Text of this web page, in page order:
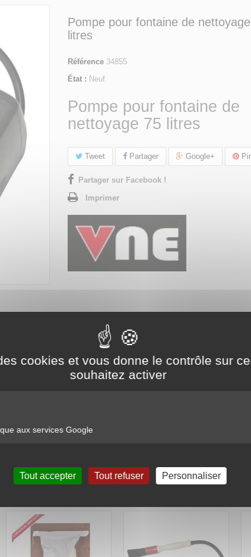
cookies et vous donne le contrôle sur
souhaitez activer
aux services Google
Tout accepter Tout refuser Personnaliser
Pompe pour fontaine de
litres
Référence 34855
État : Neuf
Pompe pour fontaine de
nettoyage 75 litres
Tweet Partager Google+
Partager sur Facebook !
Imprimer
DE NETTOYAGE 75 LITRES
75 litres
75 LITRES
ONT ÉGALEMENT ACHETÉ...